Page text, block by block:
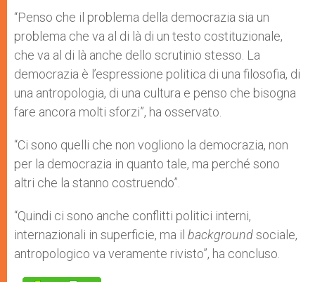
“Penso che il problema della democrazia sia un
problema che va al di là di un testo costituzionale,
che va al di là anche dello scrutinio stesso. La
democrazia è l’espressione politica di una filosofia, di
una antropologia, di una cultura e penso che bisogna
fare ancora molti sforzi”, ha osservato.
“Ci sono quelli che non vogliono la democrazia, non
per la democrazia in quanto tale, ma perché sono
altri che la stanno costruendo”.
“Quindi ci sono anche conflitti politici interni,
internazionali in superficie, ma il backgroundsociale,
antropologico va veramente rivisto”, ha concluso.